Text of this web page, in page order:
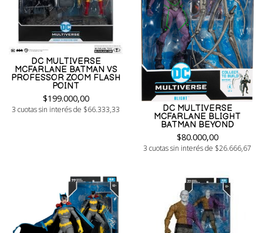
DC MULTIVERSE
MCFARLANE BATMAN VS
PROFESSOR ZOOM FLASH
POINT
$199.000,00
3 cuotas sin interés de $66.333,33
DC MULTIVERSE
MCFARLANE BLIGHT
BATMAN BEYOND
$80.000,00
3 cuotas sin interés de $26.666,67